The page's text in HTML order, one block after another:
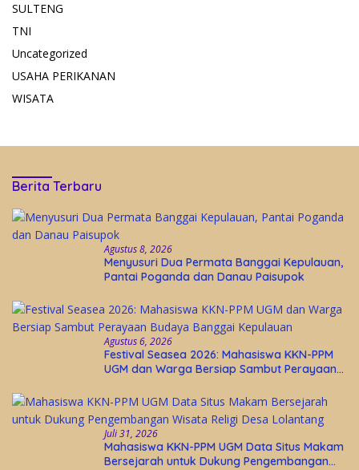
SULTENG
TNI
Uncategorized
USAHA PERIKANAN
WISATA
Berita Terbaru
Agustus 8, 2026
Menyusuri Dua Permata Banggai Kepulauan,
Pantai Poganda dan Danau Paisupok
Agustus 6, 2026
Festival Seasea 2026: Mahasiswa KKN-PPM
UGM dan Warga Bersiap Sambut Perayaan
Juli 31, 2026
Mahasiswa KKN-PPM UGM Data Situs Makam
Bersejarah untuk Dukung Pengembangan